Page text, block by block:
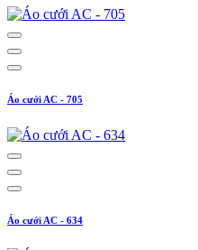
Áo cưới AC - 705
Áo cưới AC - 634